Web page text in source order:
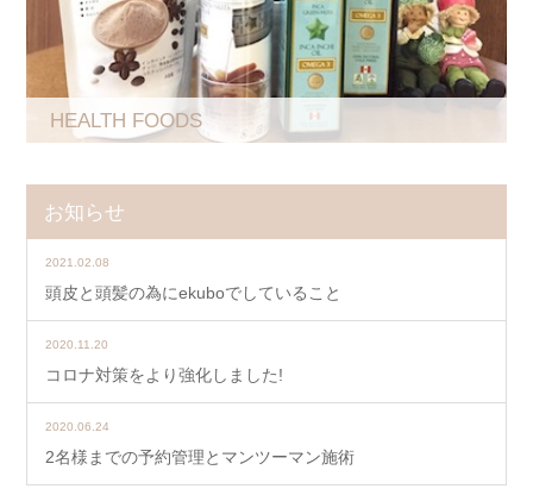
HEALTH FOODS
お知らせ
2021.02.08
頭皮と頭髪の為にekuboでしていること
2020.11.20
コロナ対策をより強化しました!
2020.06.24
2名様までの予約管理とマンツーマン施術